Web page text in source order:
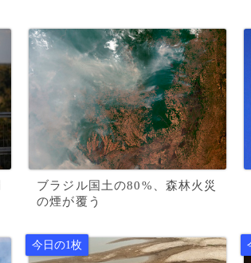
ブラジル国土の80%、森林火災
の煙が覆う